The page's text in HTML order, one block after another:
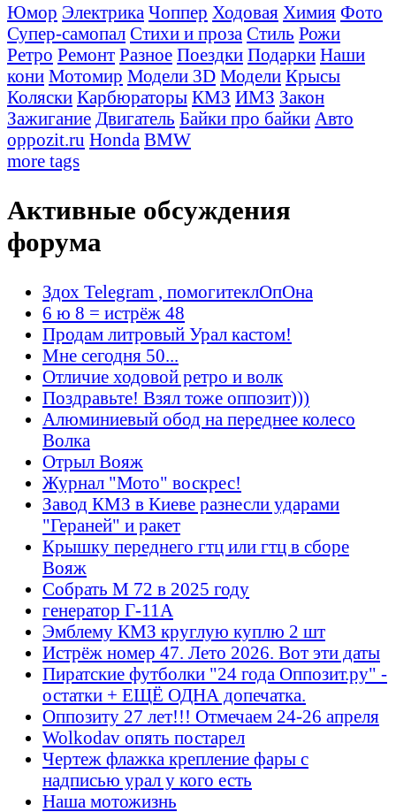
Юмор Электрика Чоппер Ходовая Химия Фото
Супер-самопал Стихи и проза Стиль Рожи
Ретро Ремонт Разное Поездки Подарки Наши
кони Мотомир Модели 3D Модели Крысы
Коляски Карбюраторы КМЗ ИМЗ Закон
Зажигание Двигатель Байки про байки Авто
oppozit.ru Honda BMW
more tags
Активные обсуждения
форума
Здох Telegram , помогитеклОпОна
6 ю 8 = истрёж 48
Продам литровый Урал кастом!
Мне сегодня 50...
Отличие ходовой ретро и волк
Поздравьте! Взял тоже оппозит)))
Алюминиевый обод на переднее колесо
Волка
Отрыл Вояж
Журнал "Мото" воскрес!
Завод КМЗ в Киеве разнесли ударами
"Гераней" и ракет
Крышку переднего гтц или гтц в сборе
Вояж
Собрать М 72 в 2025 году
генератор Г-11А
Эмблему КМЗ круглую куплю 2 шт
Истрёж номер 47. Лето 2026. Вот эти даты
Пиратские футболки "24 года Оппозит.ру" -
остатки + ЕЩЁ ОДНА допечатка.
Оппозиту 27 лет!!! Отмечаем 24-26 апреля
Wolkodav опять постарел
Чертеж флажка крепление фары с
надписью урал у кого есть
Наша мотожизнь